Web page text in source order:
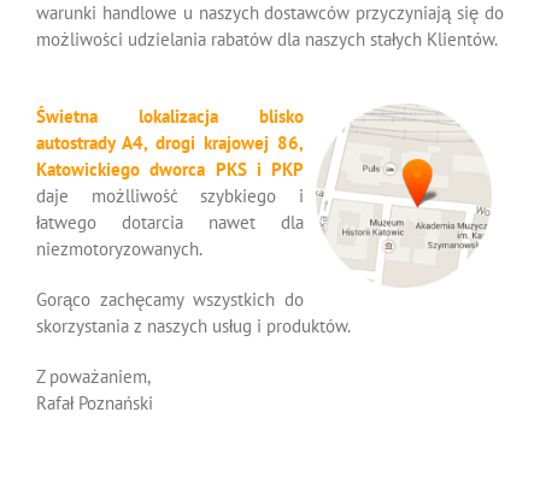
warunki handlowe u naszych dostawców przyczyniają się do
możliwości udzielania rabatów dla naszych stałych Klientów.
Świetna lokalizacja blisko
autostrady A4, drogi krajowej 86,
Katowickiego dworca PKS i PKP
daje możlliwość szybkiego i
łatwego dotarcia nawet dla
niezmotoryzowanych.
Gorąco zachęcamy wszystkich do
skorzystania z naszych usług i produktów.
Z poważaniem,
Rafał Poznański